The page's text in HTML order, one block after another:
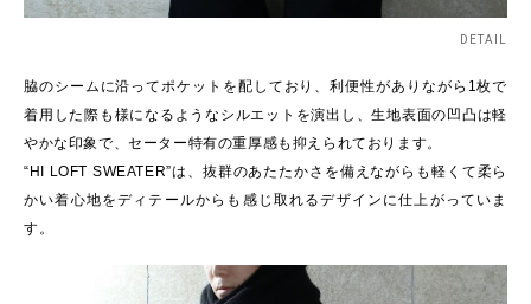
DETAIL
脇のシームに沿ってポケットを配しており、利便性がありながら1枚で
着用した際も様になるようなシルエットを演出し、生地表面の凹凸は軽
やかな印象で、セーター特有の重厚感も抑えられております。
“HI LOFT SWEATER”は、抜群のあたたかさを備えながらも軽くて柔ら
かい着心地をディテールからも感じ取れるデザインに仕上がっていま
す。